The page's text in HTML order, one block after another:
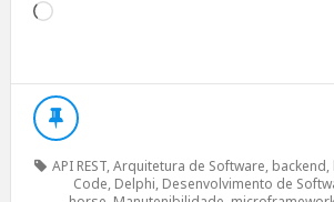
Carregando...
API REST,Arquitetura de Software, backend,
Code, Delphi, Desenvolvimento de